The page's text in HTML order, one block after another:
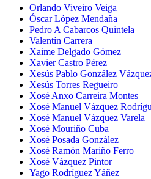
Orlando Viveiro Veiga
Óscar López Mendaña
Pedro A Cabarcos Quintela
Valentín Carrera
Xaime Delgado Gómez
Xavier Castro Pérez
Xesús Pablo González
Xesús Torres Regueiro
Xosé Anxo Carreira Montes
Xosé Manuel Vázquez
Xosé Manuel Vázquez Varela
Xosé Mouriño Cuba
Xosé Posada González
Xosé Ramón Mariño Ferro
Xosé Vázquez Pintor
Yago Rodríguez Yáñez